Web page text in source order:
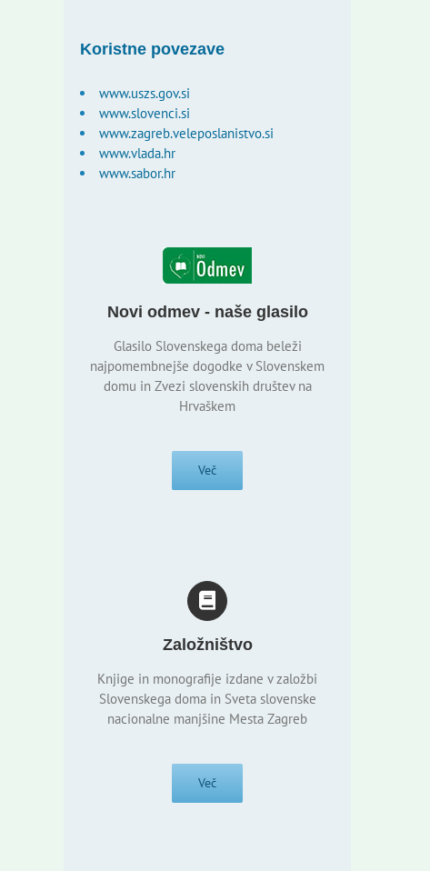
Koristne povezave
www.uszs.gov.si
www.slovenci.si
www.zagreb.veleposlanistvo.si
www.vlada.hr
www.sabor.hr
Novi odmev - naše glasilo
Glasilo Slovenskega doma beleži
najpomembnejše dogodke v Slovenskem
domu in Zvezi slovenskih društev na
Hrvaškem
Več
Založništvo
Knjige in monografije izdane v založbi
Slovenskega doma in Sveta slovenske
nacionalne manjšine Mesta Zagreb
Več